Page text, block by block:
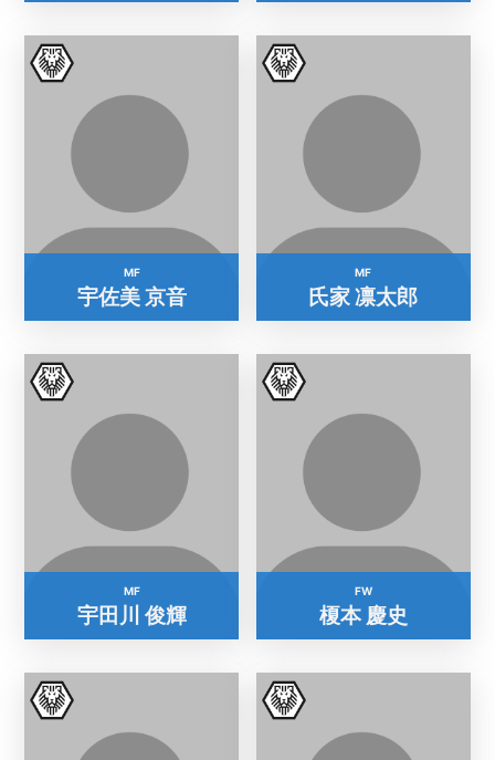
MF
宇佐美 京音
MF
氏家 凛太郎
MF
宇田川 俊輝
FW
榎本 慶史